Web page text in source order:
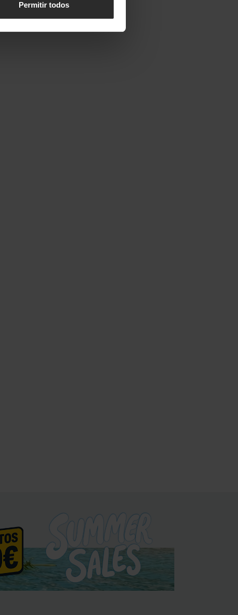
Permitir todos